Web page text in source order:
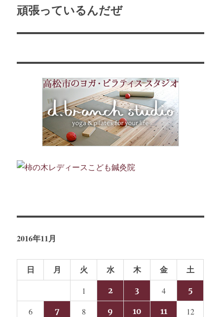
ゲ
ー
次
投
頑張っているんだぜ
2016年11月
日 月 火 水 木 金 土
1 2 3 4 5
6 7 8 9 10 11 12